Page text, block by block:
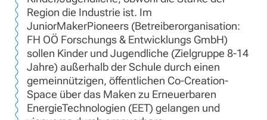
Region die Industrie ist. Im
JuniorMakerPioneers (Betreiberorganisation:
FH OÖ Forschungs & Entwicklungs GmbH)
sollen Kinder und Jugendliche (Zielgruppe 8-14
Jahre) außerhalb der Schule durch einen
gemeinnützigen, öffentlichen Co-Creation-
Space über das Maken zu Erneuerbaren
EnergieTechnologien (EET) gelangen und